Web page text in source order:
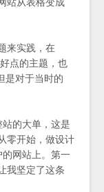
来实践，在
点的主题，也
是对于当时的
的大单，这是
零开始，做设计
网站上。第一
我坚定了这条